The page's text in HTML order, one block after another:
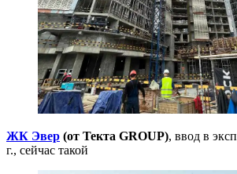
ЖК Эвер (от Текта GROUP), ввод в
г., сейчас такой